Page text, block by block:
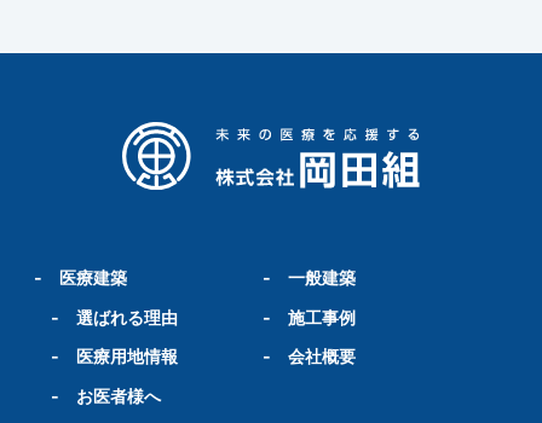
- 医療建築
- 選ばれる理由
-
医療用地情報
- お医者様へ
-一般建築
-施工事例
-会社概要